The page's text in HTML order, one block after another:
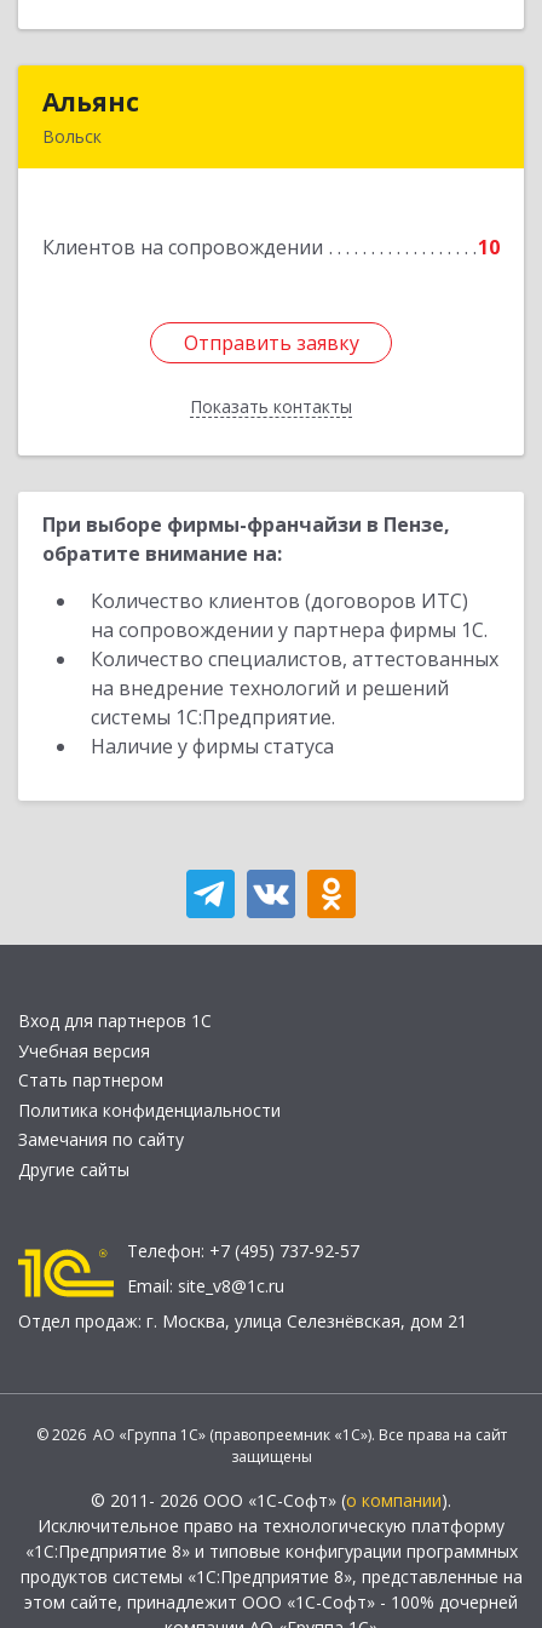
Альянс
Вольск
Клиентов на сопровождении 10
Отправить заявку
Показать контакты
Подробнее
Отправить заявку
Назад
При выборе фирмы-франчайзи в Пензе,
обратите внимание на:
Количество клиентов (договоров ИТС)
на сопровождении у партнера фирмы 1С.
Количество специалистов, аттестованных
на внедрение технологий и решений
системы 1С:Предприятие.
Наличие у фирмы статуса
Вход для партнеров 1С
Учебная версия
Стать партнером
Политика конфиденциальности
Замечания по сайту
Другие сайты
Телефон: +7 (495) 737-92-57
Email: site_v8@1c.ru
Отдел продаж: г. Москва, улица Селезнёвская, дом 21
© 2026 АО «Группа 1С» (правопреемник «1С»). Все права на сайт
защищены
© 2011- 2026 ООО «1С-Софт» (о компании).
Исключительное право на технологическую платформу
«1С:Предприятие 8» и типовые конфигурации программных
продуктов системы «1С:Предприятие 8», представленные на
этом сайте, принадлежит ООО «1С-Софт» - 100% дочерней